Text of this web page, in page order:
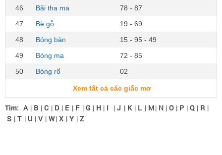
46
Bãi tha ma
78 - 87
47
Bè gỗ
19 - 69
48
Bóng bàn
15 - 95 - 49
49
Bóng ma
72 - 85
50
Bóng rổ 02
Xem tất cả các giấc mơ
Tìm: A | B | C | D | E | F | G | H | I | J | K | L | M| N | O | P | Q | R |
S | T | U | V | W| X | Y | Z